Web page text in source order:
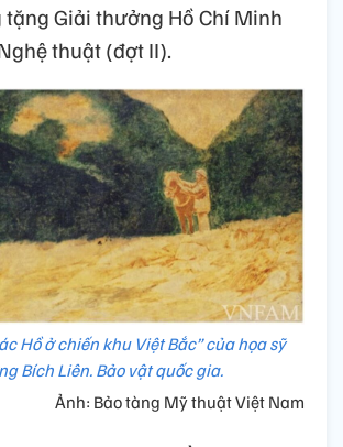
Giải thưởng Hồ Chí Minh
thuật (đợt II).
Hồ ở chiến khu Việt Bắc” của họa sỹ
Bích Liên. Bảo vật quốc gia.
Ảnh: Bảo tàng Mỹ thuật Việt Nam